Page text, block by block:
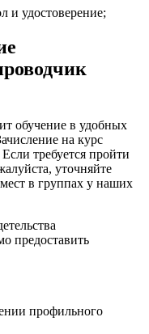
и удостоверение;
обучение в удобных
на курс
требуется пройти
уточняйте
в группах у наших
предоставить
профильного